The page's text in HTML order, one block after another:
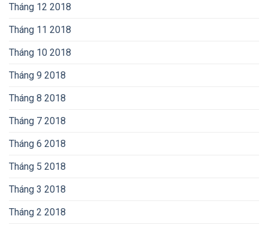
Tháng 12 2018
Tháng 11 2018
Tháng 10 2018
Tháng 9 2018
Tháng 8 2018
Tháng 7 2018
Tháng 6 2018
Tháng 5 2018
Tháng 3 2018
Tháng 2 2018